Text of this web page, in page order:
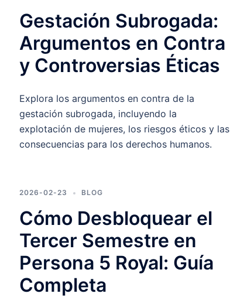
Gestación Subrogada:
Argumentos en Contra
y Controversias Éticas
Explora los argumentos en contra de la
gestación subrogada, incluyendo la
explotación de mujeres, los riesgos éticos y las
consecuencias para los derechos humanos.
2026-02-23 BLOG
Cómo Desbloquear el
Tercer Semestre en
Persona 5 Royal: Guía
Completa